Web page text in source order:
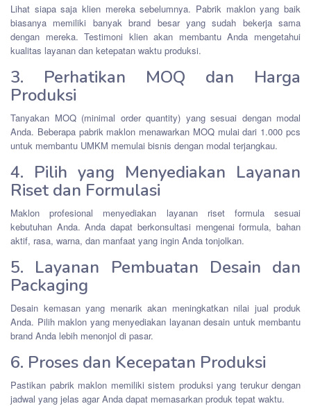
Lihat siapa saja klien mereka sebelumnya. Pabrik maklon yang baik
biasanya memiliki banyak brand besar yang sudah bekerja sama
dengan mereka. Testimoni klien akan membantu Anda mengetahui
kualitas layanan dan ketepatan waktu produksi.
3. Perhatikan MOQ dan Harga
Produksi
Tanyakan MOQ (minimal order quantity) yang sesuai dengan modal
Anda. Beberapa pabrik maklon menawarkan MOQ mulai dari 1.000 pcs
untuk membantu UMKM memulai bisnis dengan modal terjangkau.
4. Pilih yang Menyediakan Layanan
Riset dan Formulasi
Maklon profesional menyediakan layanan riset formula sesuai
kebutuhan Anda. Anda dapat berkonsultasi mengenai formula, bahan
aktif, rasa, warna, dan manfaat yang ingin Anda tonjolkan.
5. Layanan Pembuatan Desain dan
Packaging
Desain kemasan yang menarik akan meningkatkan nilai jual produk
Anda. Pilih maklon yang menyediakan layanan desain untuk membantu
brand Anda lebih menonjol di pasar.
6. Proses dan Kecepatan Produksi
Pastikan pabrik maklon memiliki sistem produksi yang terukur dengan
jadwal yang jelas agar Anda dapat memasarkan produk tepat waktu.